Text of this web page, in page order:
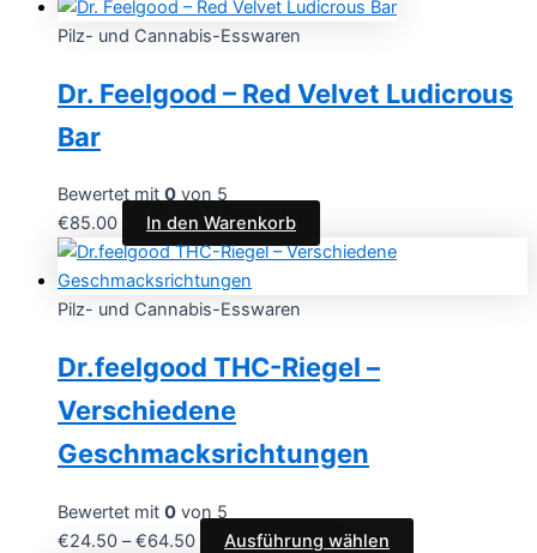
Pilz- und Cannabis-Esswaren
Dr. Feelgood – Red Velvet Ludicrous
Bar
Bewertet mit 0 von 5
€85.00 In den Warenkorb
Pilz- und Cannabis-Esswaren
Dr.feelgood THC-Riegel –
Verschiedene
Geschmacksrichtungen
Bewertet mit 0 von 5
€24.50 –€64.50 Ausführung wählen